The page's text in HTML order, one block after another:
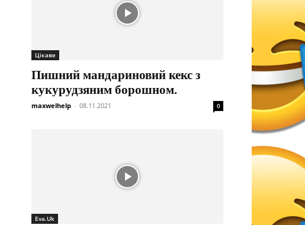
Цікаве
Пишний мандариновий кекс з
кукурудзяним борошном.
maxwelhelp - 08.11.2021 0
Eva.Uk